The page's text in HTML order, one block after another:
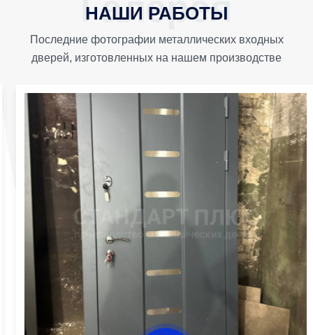
НАШИ РАБОТЫ
Последние фотографии металлических входных
дверей, изготовленных на нашем производстве